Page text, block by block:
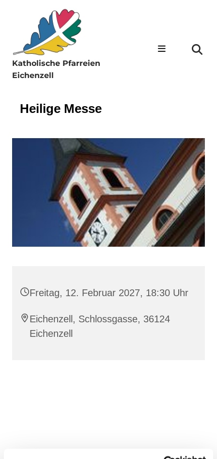
Katholische Pfarreien
Eichenzell
Heilige Messe
Freitag, 12. Februar 2027, 18:30 Uhr
Eichenzell, Schlossgasse, 36124
Eichenzell